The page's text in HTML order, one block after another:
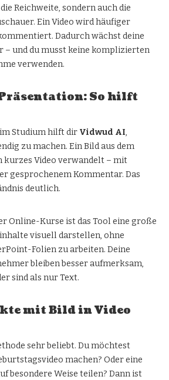
Reichweite, sondern auch die
Ein Video wird häufiger
Dadurch wächst deine
– und du musst keine komplizierten
verwenden.
So hilft
Studium hilft dir Vidwud AI,
zu machen. Ein Bild aus dem
Video verwandelt – mit
gesprochenem Kommentar. Das
deutlich.
Online-Kurse ist das Tool eine große
visuell darstellen, ohne
Folien zu arbeiten. Deine
bleiben besser aufmerksam,
sind als nur Text.
mit Bild in Video
sehr beliebt. Du möchtest
machen? Oder eine
besondere Weise teilen? Dann ist